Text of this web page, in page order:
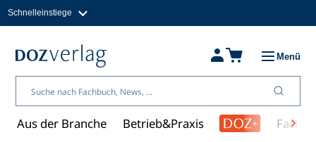
Inhalt
Schnelleinstiege
Fachbücher & Shop
Über uns
Menü
Aus der Branche Betrieb&Praxis